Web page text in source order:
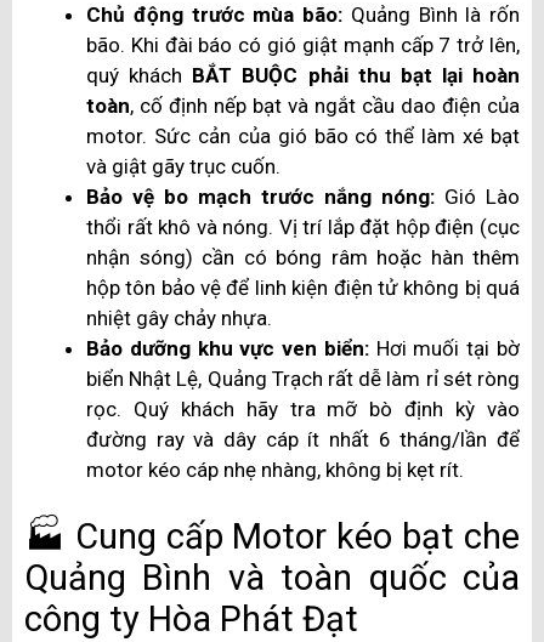
Chủ động trước mùa bão: Quảng Bình là rốn
bão. Khi đài báo có gió giật mạnh cấp 7 trở lên,
quý khách BẮT BUỘC phải thu bạt lại hoàn
toàn, cố định nếp bạt và ngắt cầu dao điện của
motor. Sức cản của gió bão có thể làm xé bạt
và giật gãy trục cuốn.
Bảo vệ bo mạch trước nắng nóng: Gió Lào
thổi rất khô và nóng. Vị trí lắp đặt hộp điện (cục
nhận sóng) cần có bóng râm hoặc hàn thêm
hộp tôn bảo vệ để linh kiện điện tử không bị quá
nhiệt gây chảy nhựa.
Bảo dưỡng khu vực ven biển:Hơi muối tại bờ
biển Nhật Lệ, Quảng Trạch rất dễ làm rỉ sét ròng
rọc. Quý khách hãy tra mỡ bò định kỳ vào
đường ray và dây cáp ít nhất 6 tháng/lần để
motor kéo cáp nhẹ nhàng, không bị kẹt rít.
🏭 Cung cấp Motor kéo bạt che
Quảng Bình và toàn quốc của
công ty Hòa Phát Đạt